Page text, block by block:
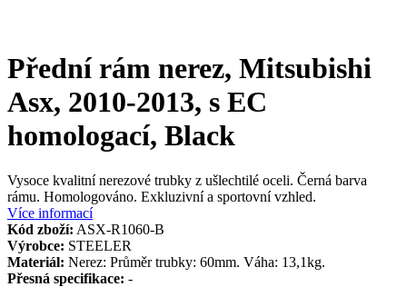
Přední rám nerez, Mitsubishi
Asx, 2010-2013, s EC
homologací, Black
Vysoce kvalitní nerezové trubky z ušlechtilé oceli. Černá barva
rámu. Homologováno. Exkluzivní a sportovní vzhled.
Více informací
Kód zboží: ASX-R1060-B
Výrobce: STEELER
Materiál: Nerez: Průměr trubky: 60mm. Váha: 13,1kg.
Přesná specifikace: -